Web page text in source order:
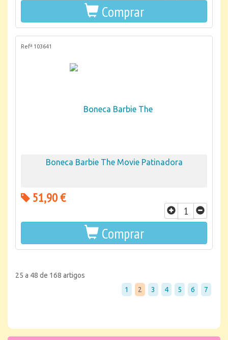
Comprar
Refª 103641
Boneca Barbie The Movie Patinadora
51,90 €
Comprar
25 a 48 de 168 artigos
1
2 3 4 5 6 7